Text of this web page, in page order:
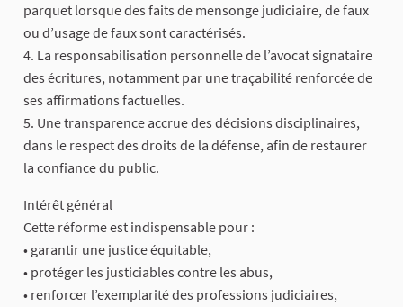
parquet lorsque des faits de mensonge judiciaire, de faux
ou d’usage de faux sont caractérisés.
4. La responsabilisation personnelle de l’avocat signataire
des écritures, notamment par une traçabilité renforcée de
ses affirmations factuelles.
5. Une transparence accrue des décisions disciplinaires,
dans le respect des droits de la défense, afin de restaurer
la confiance du public.
Intérêt général
Cette réforme est indispensable pour :
• garantir une justice équitable,
• protéger les justiciables contre les abus,
• renforcer l’exemplarité des professions judiciaires,